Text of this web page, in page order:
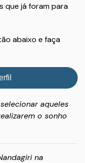
que já foram para
abaixo e faça
aqueles
o sonho
na